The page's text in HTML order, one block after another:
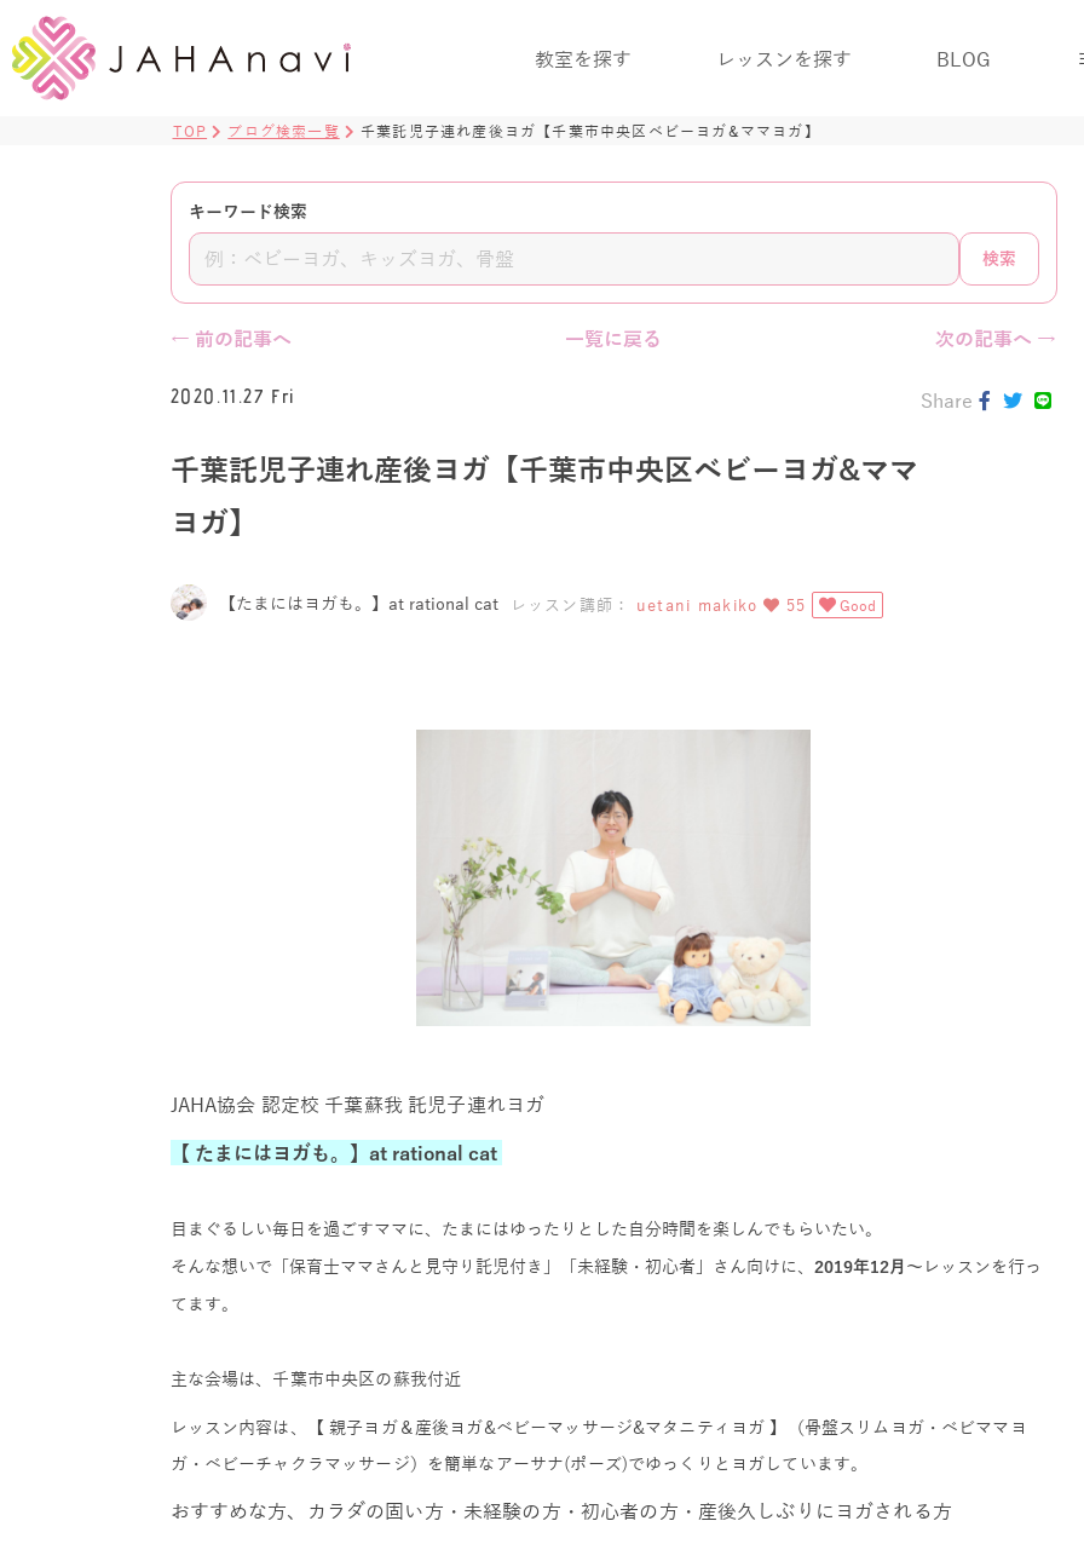
教室を探す レッスンを探す BLOG
TOP ブログ検索一覧 千葉託児子連れ産後ヨガ【千葉市中央区ベビーヨガ&ママヨガ】
キーワード検索
検索
← 前の記事へ 一覧に戻る 次の記事へ →
2020.11.27 Fri
千葉託児子連れ産後ヨガ【千葉市中央区ベビーヨガ&ママ
ヨガ】
【たまにはヨガも。】at rational cat レッスン講師： uetani makiko 55 Good
Share
JAHA協会 認定校 千葉蘇我 託児子連れヨガ
【 たまにはヨガも。】at rational cat
目まぐるしい毎日を過ごすママに、たまにはゆったりとした自分時間を楽しんでもらいたい。
そんな想いで「保育士ママさんと見守り託児付き」「未経験・初心者」さん向けに、 2019年12月～ レッスンを行っ
てます。
主な会場は、千葉市中央区の蘇我付近
レッスン内容は、【 親子ヨガ＆産後ヨガ&ベビーマッサージ&マタニティヨガ 】（骨盤スリムヨガ・ベビママヨ
ガ・ベビーチャクラマッサージ）を簡単なアーサナ(ポーズ)でゆっくりとヨガしています。
おすすめな方、カラダの固い方・未経験の方・初心者の方・産後久しぶりにヨガされる方